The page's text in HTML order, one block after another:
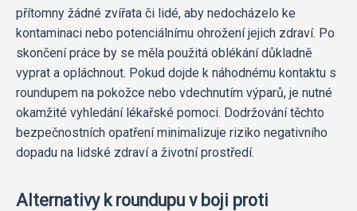
přítomny žádné zvířata či lidé, aby nedocházelo ke
kontaminaci nebo potenciálnímu ohrožení jejich zdraví. Po
skončení práce by se měla použitá oblékání důkladně
vyprat a opláchnout. Pokud dojde k náhodnému kontaktu s
roundupem na pokožce nebo vdechnutím výparů, je nutné
okamžité vyhledání lékařské pomoci. Dodržování těchto
bezpečnostních opatření minimalizuje riziko negativního
dopadu na lidské zdraví a životní prostředí.
Alternativy k roundupu v boji proti